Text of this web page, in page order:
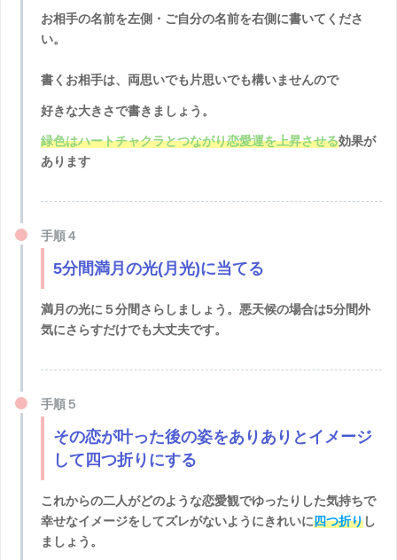
お相手の名前を左側・ご自分の名前を右側に書いてくださ
い。
書くお相手は、両思いでも片思いでも構いませんので
好きな大きさで書きましょう。
緑色はハートチャクラとつながり恋愛運を上昇させる効果が
あります
手順４
5分間満月の光(月光)に当てる
満月の光に５分間さらしましょう。悪天候の場合は5分間外
気にさらすだけでも大丈夫です。
手順５
その恋が叶った後の姿をありありとイメージ
して四つ折りにする
これからの二人がどのような恋愛観でゆったりした気持ちで
幸せなイメージをしてズレがないようにきれいに四つ折りし
ましょう。